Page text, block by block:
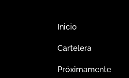
Inicio
Cartelera
Próximamente